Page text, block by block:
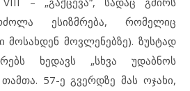
ესიზმრება, რომელიც
მოსახდენ მოვლენებზე). ზუსტად
ხედავს „სხვა უდაბნოს
57-ე გვერდზე მას ოჯახი,